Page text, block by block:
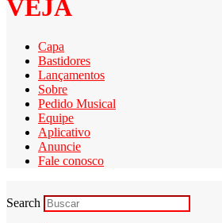
VEJA
Capa
Bastidores
Lançamentos
Sobre
Pedido Musical
Equipe
Aplicativo
Anuncie
Fale conosco
Search